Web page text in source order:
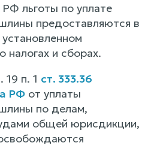
льготы по уплате
предоставляются в
налогах и сборах.
19 п. 1 ст. 333.36
РФ от уплаты
по делам,
общей юрисдикции,